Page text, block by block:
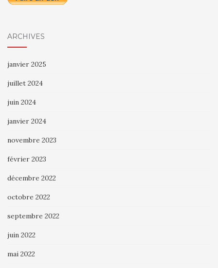
ARCHIVES
janvier 2025
juillet 2024
juin 2024
janvier 2024
novembre 2023
février 2023
décembre 2022
octobre 2022
septembre 2022
juin 2022
mai 2022